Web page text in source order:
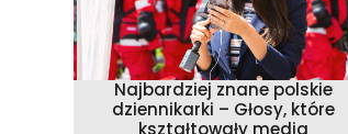
Najbardziej znane polskie
dziennikarki – Głosy, które
kształtowały media